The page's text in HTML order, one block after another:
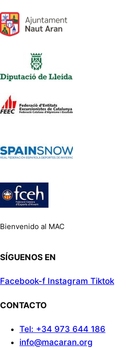
Bienvenido al MAC
SÍGUENOS EN
Facebook-f Instagram Tiktok
CONTACTO
Tel: +34 973 644 186
info@macaran.org